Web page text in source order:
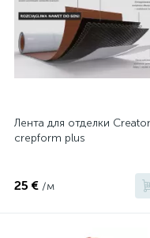
Лента для отделки
crepform plus
25 € /м